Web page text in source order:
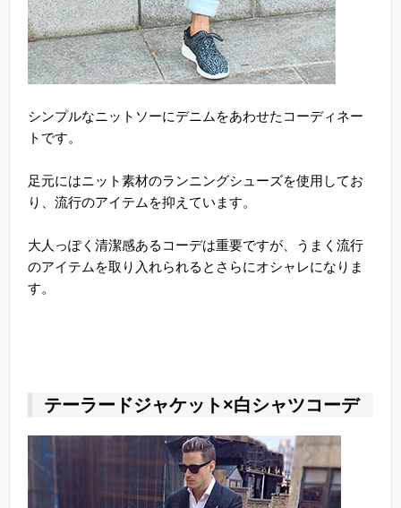
シンプルなニットソーにデニムをあわせたコーディネー
トです。
足元にはニット素材のランニングシューズを使用してお
り、流行のアイテムを抑えています。
大人っぽく清潔感あるコーデは重要ですが、うまく流行
のアイテムを取り入れられるとさらにオシャレになりま
す。
テーラードジャケット×白シャツコーデ